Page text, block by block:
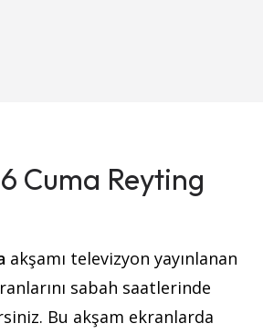
Cuma Reyting
akşamı televizyon yayınlanan
sabah saatlerinde
Bu akşam ekranlarda